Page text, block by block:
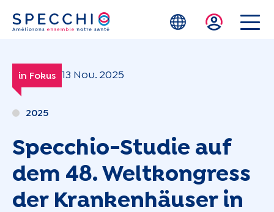
Zum Hauptinhalt springen
in Fokus 13 Nov. 2025
2025
Specchio-Studie auf
dem 48. Weltkongress
der Krankenhäuser in